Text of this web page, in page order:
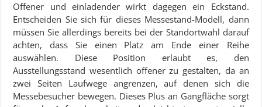
Offener und einladender wirkt dagegen ein Eckstand.
Entscheiden Sie sich für dieses Messestand-Modell, dann
müssen Sie allerdings bereits bei der Standortwahl darauf
achten, dass Sie einen Platz am Ende einer Reihe
auswählen. Diese Position erlaubt es, den
Ausstellungsstand wesentlich offener zu gestalten, da an
zwei Seiten Laufwege angrenzen, auf denen sich die
Messebesucher bewegen. Dieses Plus an Gangfläche sorgt